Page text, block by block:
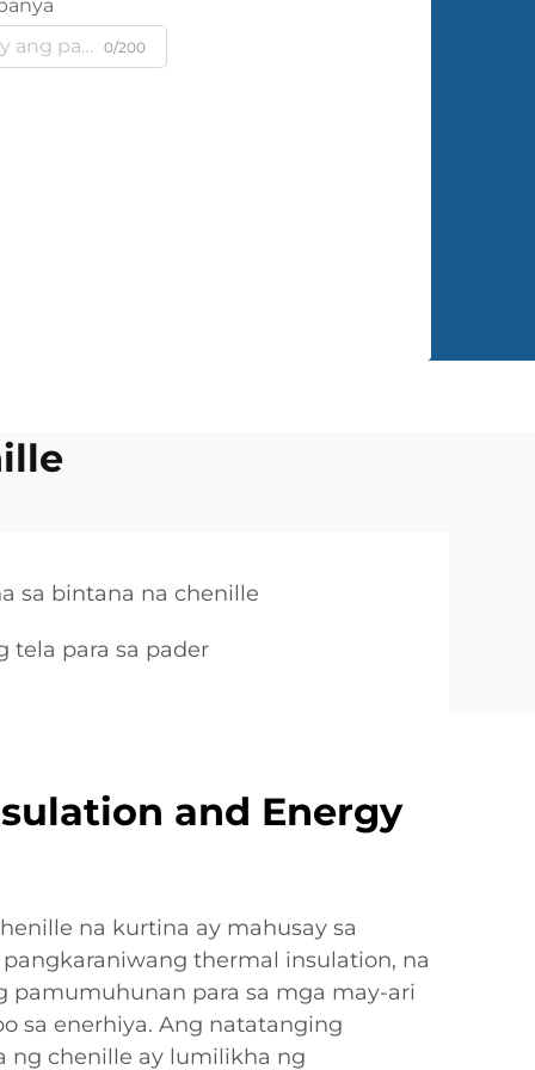
0/200
sa bintana na chenille
tela para sa pader
and Energy
na kurtina ay mahusay sa
thermal insulation, na
pamumuhunan para sa mga may-ari
sa enerhiya. Ang natatanging
ng chenille ay lumilikha ng